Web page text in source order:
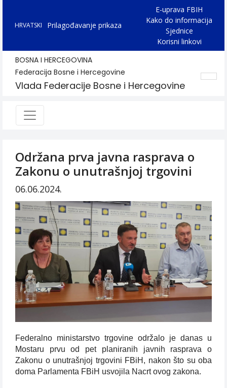
HRVATSKI Prilagođavanje prikaza
E-uprava FBIH
Kako do informacija
Sjednice
Korisni linkovi
BOSNA I HERCEGOVINA
Federacija Bosne i Hercegovine
Vlada Federacije Bosne i Hercegovine
Održana prva javna rasprava o
Zakonu o unutrašnjoj trgovini
06.06.2024.
Federalno ministarstvo trgovine održalo je danas u
Mostaru prvu od pet planiranih javnih rasprava o
Zakonu o unutrašnjoj trgovini FBiH, nakon što su oba
doma Parlamenta FBiH usvojila Nacrt ovog zakona.